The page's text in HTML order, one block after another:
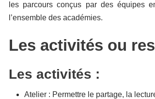
les parcours conçus par des équipes
l’ensemble des académies.
Les activités ou
Les activités :
Atelier : Permettre le partage, la